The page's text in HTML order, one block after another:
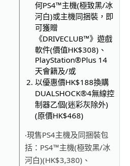
何PS4™主機(極致黑/冰
河白)或主機同捆裝，即
可獲贈
《DRIVECLUB™》遊戲
軟件(價值HK$308) 、
PlayStation®Plus 14
天會籍及/或
以優惠價HK$188換購
DUALSHOCK®4無線控
制器乙個(迷彩灰除外)
(原價HK$468)
‧現售PS4主機及同捆裝包
括： PS4™主機(極致黑/冰
河白)(HK$3,380) 、